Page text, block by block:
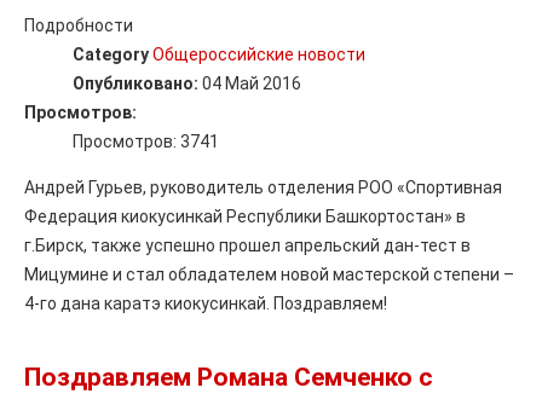
Подробности
CategoryОбщероссийские новости
Опубликовано: 04 Май 2016
Просмотров:
Просмотров: 3741
Андрей Гурьев, руководитель отделения РОО «Спортивная
Федерация киокусинкай Республики Башкортостан» в
г.Бирск, также успешно прошел апрельский дан-тест в
Мицумине и стал обладателем новой мастерской степени –
4-го дана каратэ киокусинкай. Поздравляем!
Поздравляем Романа Семченко с